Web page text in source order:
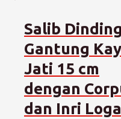
Salib Dinding
Gantung
Jati 15 cm
dengan
dan Inri